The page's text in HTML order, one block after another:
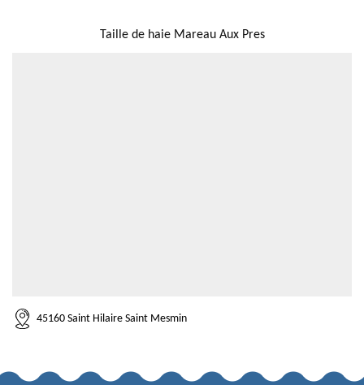
Taille de haie Mareau Aux Pres
45160 Saint Hilaire Saint Mesmin